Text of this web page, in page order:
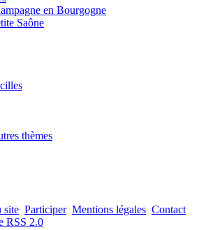
en Bourgogne
Saône
thèmes
site Participer Mentions légales Contact
RSS 2.0